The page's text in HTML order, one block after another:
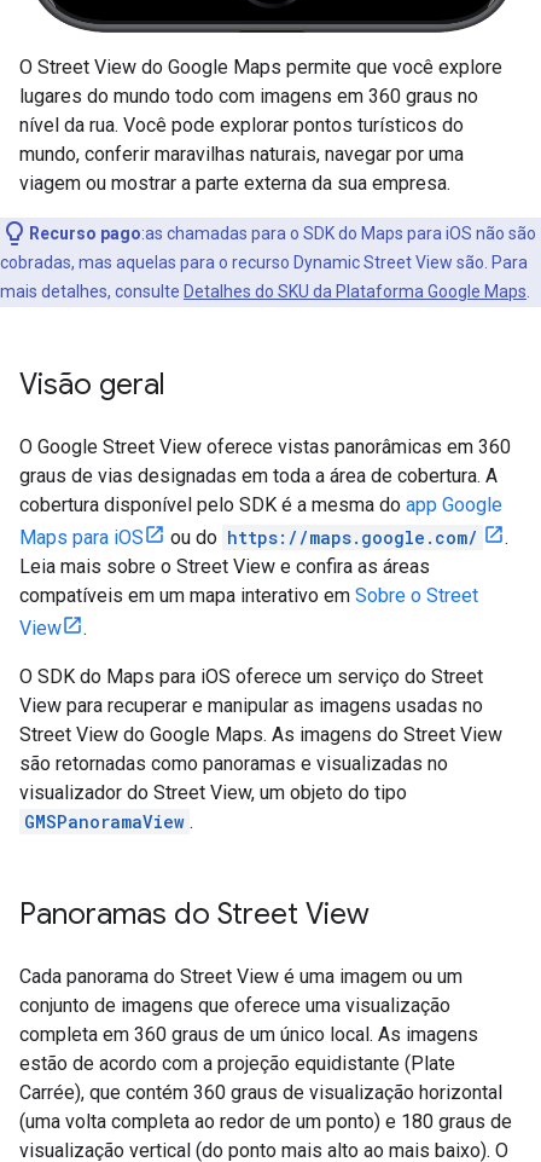
O Street View do Google Maps permite que você explore
lugares do mundo todo com imagens em 360 graus no
nível da rua. Você pode explorar pontos turísticos do
mundo, conferir maravilhas naturais, navegar por uma
viagem ou mostrar a parte externa da sua empresa.
Recurso pago:as chamadas para o SDK do Maps para iOS não são
cobradas, mas aquelas para o recurso Dynamic Street View são. Para
mais detalhes, consulte Detalhes do SKU da Plataforma Google Maps.
Visão geral
O Google Street View oferece vistas panorâmicas em 360
graus de vias designadas em toda a área de cobertura. A
cobertura disponível pelo SDK é a mesma do app Google
Maps para iOS
ou do https://maps.google.com/
.
Leia mais sobre o Street View e confira as áreas
compatíveis em um mapa interativo em Sobre o Street
View
.
O SDK do Maps para iOS oferece um serviço do Street
View para recuperar e manipular as imagens usadas no
Street View do Google Maps. As imagens do Street View
são retornadas como panoramas e visualizadas no
visualizador do Street View, um objeto do tipo
GMSPanoramaView .
Panoramas do Street View
Cada panorama do Street View é uma imagem ou um
conjunto de imagens que oferece uma visualização
completa em 360 graus de um único local. As imagens
estão de acordo com a projeção equidistante (Plate
Carrée), que contém 360 graus de visualização horizontal
(uma volta completa ao redor de um ponto) e 180 graus de
visualização vertical (do ponto mais alto ao mais baixo). O